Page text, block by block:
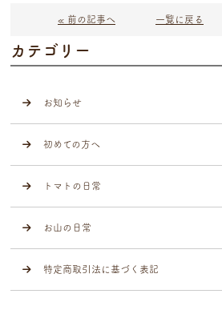
« 前の記事へ 一覧に戻る
カテゴリー
お知らせ
初めての方へ
トマトの日常
お山の日常
特定商取引法に基づく表記